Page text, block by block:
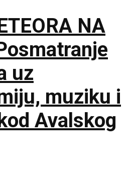
NA
uz
muziku i
Avalskog